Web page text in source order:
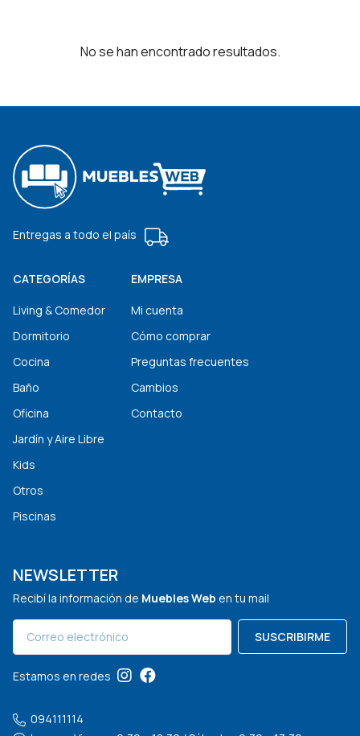
No se han encontrado resultados.
Entregas a todo el país
CATEGORÍAS
Living & Comedor
Dormitorio
Cocina
Baño
Oficina
Jardín y Aire Libre
Kids
Otros
Piscinas
EMPRESA
Mi cuenta
Cómo comprar
Preguntas frecuentes
Cambios
Contacto
NEWSLETTER
Recibí la información de Muebles Web en tu mail
SUSCRIBIRME
Estamos en redes
094111114